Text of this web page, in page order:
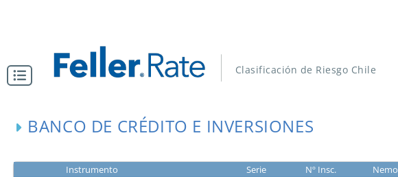
Clasificación de Riesgo Chile
BANCO DE CRÉDITO E INVERSIONES
Instrumento Serie Nº Insc. Nemo